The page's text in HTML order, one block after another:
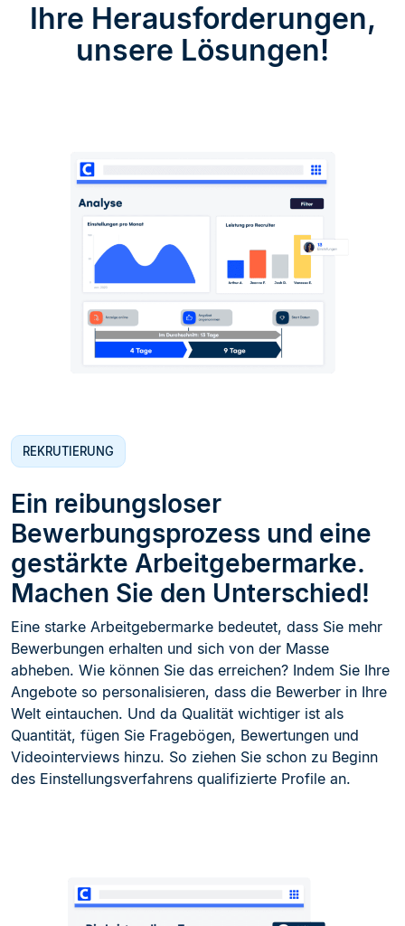
Ihre Herausforderungen,
unsere Lösungen!
REKRUTIERUNG
Ein reibungsloser
Bewerbungsprozess und eine
gestärkte Arbeitgebermarke.
Machen Sie den Unterschied!
Eine starke Arbeitgebermarke bedeutet, dass Sie mehr
Bewerbungen erhalten und sich von der Masse
abheben. Wie können Sie das erreichen? Indem Sie Ihre
Angebote so personalisieren, dass die Bewerber in Ihre
Welt eintauchen. Und da Qualität wichtiger ist als
Quantität, fügen Sie Fragebögen, Bewertungen und
Videointerviews hinzu. So ziehen Sie schon zu Beginn
des Einstellungsverfahrens qualifizierte Profile an.